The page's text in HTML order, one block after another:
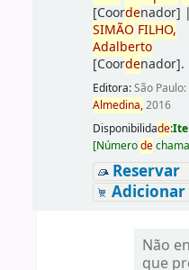
[Coordenador] |
SIMÃO FILHO,
Adalberto
[Coordenador].
Editora:São Paulo:
Almedina,2016
Disponibilidade:
[Númerode
Reservar
Adicionar
Não
que